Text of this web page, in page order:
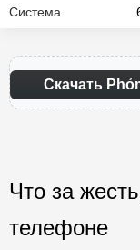
Система
Скачать
Что за
телефоне